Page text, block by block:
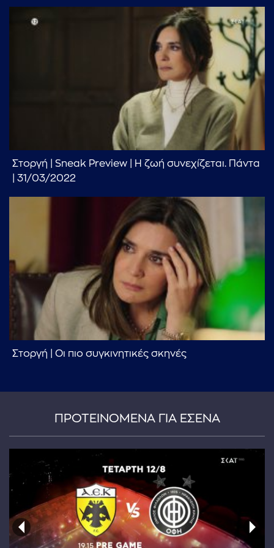
Στοργή | Sneak Preview | Η ζωή συνεχίζεται. Πάντα
| 31/03/2022
Στοργή | Οι πιο συγκινητικές σκηνές
ΠΡΟΤΕΙΝΟΜΕΝΑ ΓΙΑ ΕΣΕΝΑ